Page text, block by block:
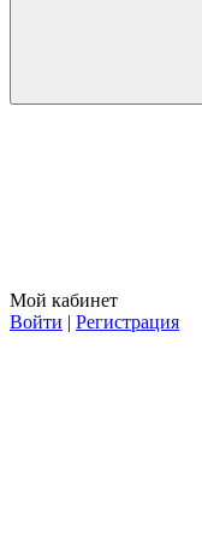
Мой кабинет
Войти | Регистрация